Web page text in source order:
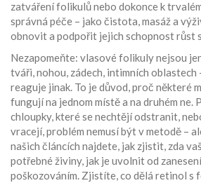
zatváření folikulů nebo dokonce k
správná péče – jako čistota, masáž a
obnovit a podpořit jejich schopnost růst
Nezapomeňte: vlasové folikuly nejsou
tváři, nohou, zádech, intimních oblastech
reaguje jinak. To je důvod, proč některé
fungují na jednom místě a na druhém ne.
chloupky, které se nechtějí odstranit,
vracejí, problém nemusí být v metodě –
našich článcích najdete, jak zjistit, zda
potřebné živiny, jak je uvolnit od
poškozováním. Zjistíte, co dělá retinol s